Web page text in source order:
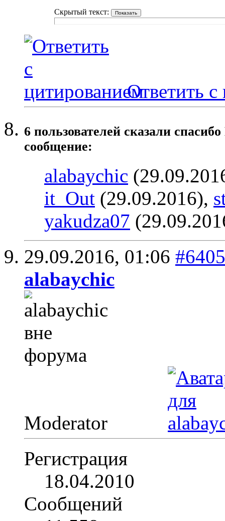
Скрытый текст:
Ответить с
6 пользователей сказали
сообщение:
alabaychic
it_Out (29.09.2016),
yakudza07
29.09.2016, 01:06 #6405
alabaychic
Moderator
Регистрация
18.04.2010
Сообщений